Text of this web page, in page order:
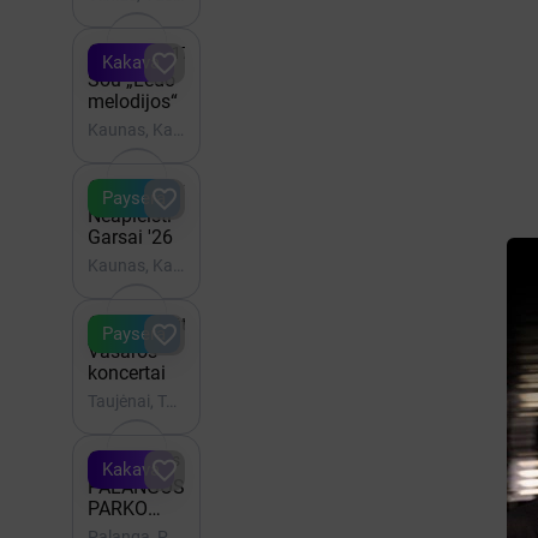
terasa
Kakava
Gruodis 17 - 19:00
Šou „Ledo
melodijos“
Paysera
Rugpjūtis 21 - 23
Neapleisti
Garsai '26
Paysera
iki Rugpjūtis 22
Vasaros
koncertai
Taujėnai, Taujėnų dvaras
Kakava
Rugpjūtis 16 - 20:00
PALANGOS
PARKO
VAKARAI |